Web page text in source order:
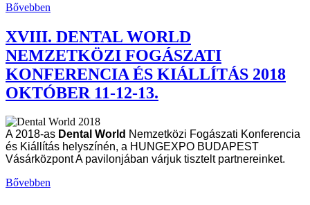
Bővebben
XVIII. DENTAL WORLD
NEMZETKÖZI FOGÁSZATI
KONFERENCIA ÉS KIÁLLÍTÁS 2018
OKTÓBER 11-12-13.
A 2018-as Dental World Nemzetközi Fogászati Konferencia
és Kiállítás helyszínén, a HUNGEXPO BUDAPEST
Vásárközpont A pavilonjában várjuk tisztelt partnereinket.
Bővebben